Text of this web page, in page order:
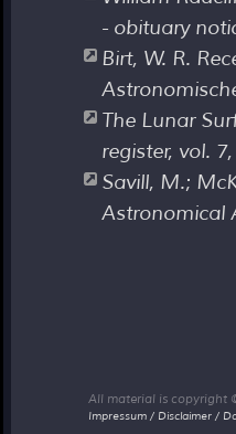
- obituary
Birt, W. R.
The Lunar
register, vol.
Savill, M.;
Astronomical
All material is copyright
Impressum / Disclaimer /